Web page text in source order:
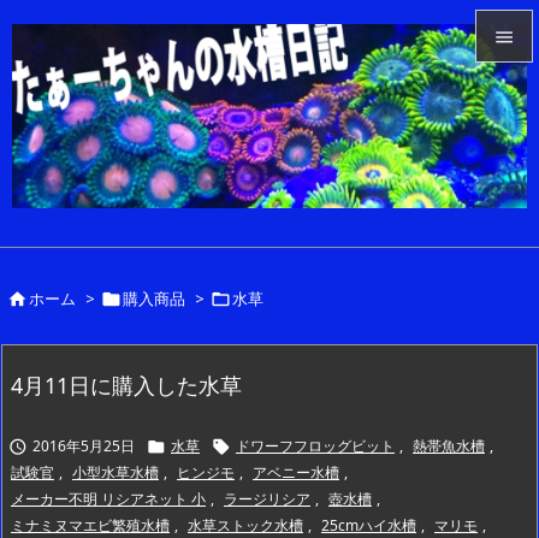


メニュ

サイド


ホーム > 購入商品 > 水草
4月11日に購入した水草
 2016年5月25日  水草  ドワーフフロッグビット , 熱帯魚水槽 ,
試験官 , 小型水草水槽 , ヒンジモ , アベニー水槽 ,
メーカー不明 リシアネット 小 , ラージリシア , 壺水槽 ,
ミナミヌマエビ繁殖水槽 , 水草ストック水槽 , 25cmハイ水槽 , マリモ ,